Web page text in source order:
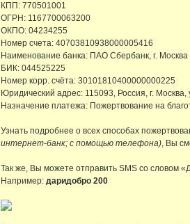
КПП: 770501001
ОГРН: 1167700063200
ОКПО: 04234255
Номер счета: 40703810938000005416
Наименование банка: ПАО Сбербанк, г. Москва
БИК: 044525225
Номер корр. счёта: 30101810400000000225
Юридический адрес: 115093, Россия, г.
Назначение платежа: Пожертвование на
Узнать подробнее о всех способах
интернет-банк; с помощью телефона), Вы
Так же, Вы можете отправить SMS со
Например: даридобро 200